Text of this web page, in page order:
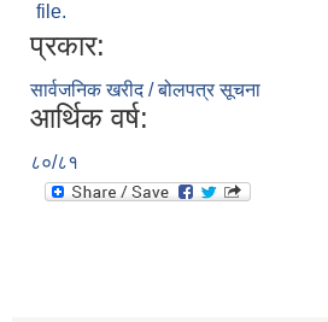
file.
प्रकार:
सार्वजनिक खरीद / बोलपत्र सूचना
आर्थिक वर्ष:
८०/८१